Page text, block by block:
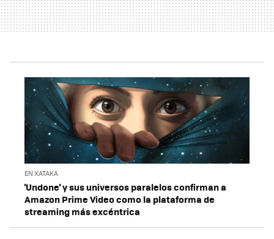
EN XATAKA
'Undone' y sus universos paralelos confirman a
Amazon Prime Video como la plataforma de
streaming más excéntrica